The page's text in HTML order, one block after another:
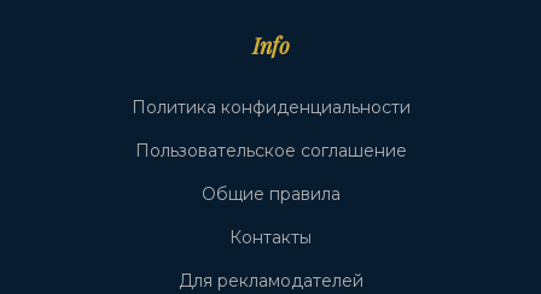
Info
Политика конфиденциальности
Пользовательское соглашение
Общие правила
Контакты
Для рекламодателей